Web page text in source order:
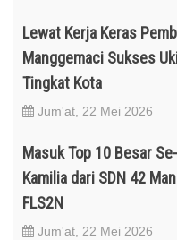
Lewat Kerja Keras
Manggemaci Sukses
Tingkat Kota
Jum'at, 22 Mei 2026
Masuk Top 10 Besar
Kamilia dari SDN 42
FLS2N
Jum'at, 22 Mei 2026